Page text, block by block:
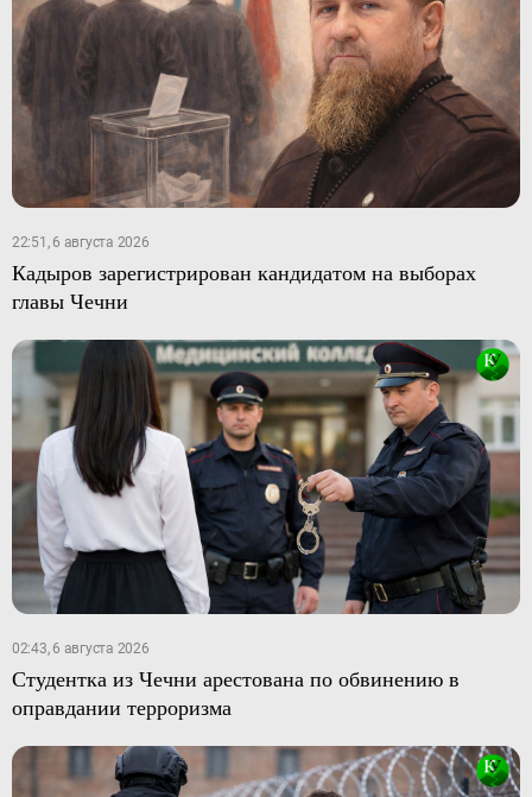
22:51, 6 августа 2026
Кадыров зарегистрирован кандидатом на выборах
главы Чечни
02:43, 6 августа 2026
Студентка из Чечни арестована по обвинению в
оправдании терроризма